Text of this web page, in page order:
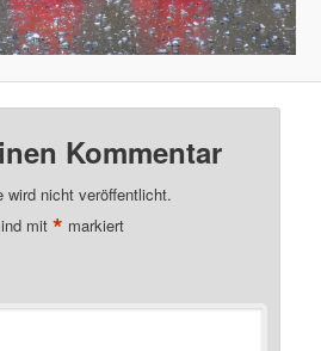
Kommentar
wird nicht veröffentlicht.
mit* markiert